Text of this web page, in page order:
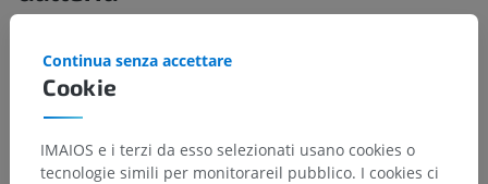
Cookie
Continua senza accettare
IMAIOS e i terzi da esso selezionati usano cookies o
tecnologie simili per monitorareil pubblico. I cookies ci